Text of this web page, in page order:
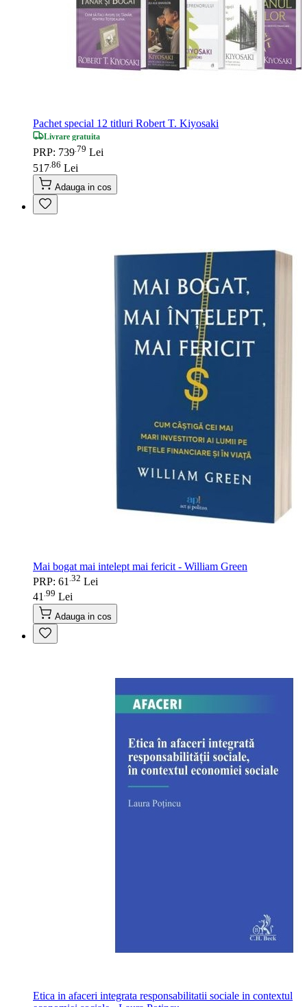
Pachet special 12 titluri Robert T. Kiyosaki
Livrare gratuita
PRP: 739 79 Lei
517 86 Lei
Adauga in cos
Mai bogat mai intelept mai fericit - William Green
PRP: 61 32 Lei
41 99 Lei
Adauga in cos
Etica in afaceri integrata responsabilitatii sociale in contextul